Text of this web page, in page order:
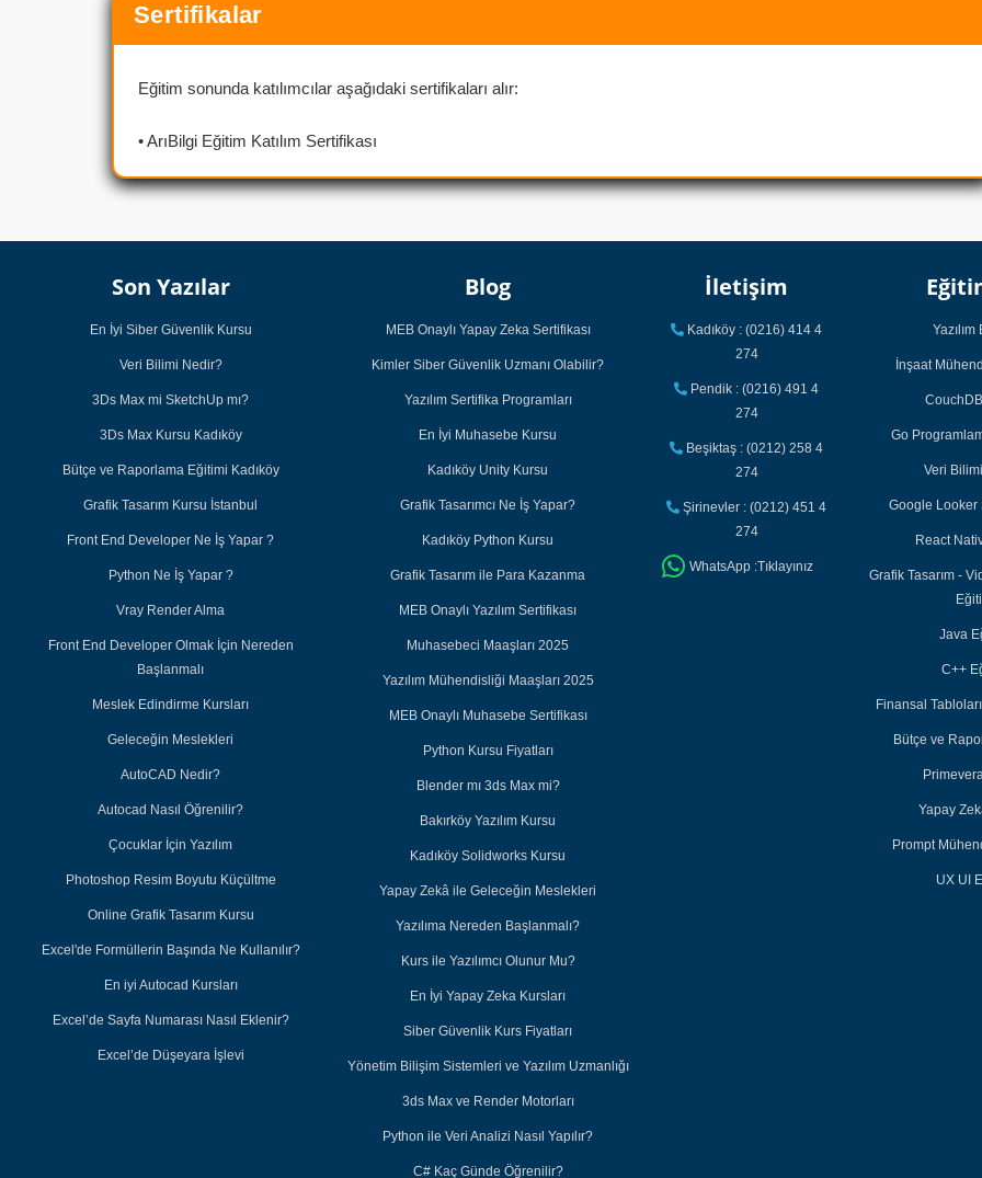
Sertifikalar
Eğitim sonunda katılımcılar aşağıdaki sertifikaları alır:
• ArıBilgi Eğitim Katılım Sertifikası
Son Yazılar
En İyi Siber Güvenlik Kursu
Veri Bilimi Nedir?
3Ds Max mi SketchUp mı?
3Ds Max Kursu Kadıköy
Bütçe ve Raporlama Eğitimi Kadıköy
Grafik Tasarım Kursu İstanbul
Front End Developer Ne İş Yapar ?
Python Ne İş Yapar ?
Vray Render Alma
Front End Developer Olmak İçin Nereden
Başlanmalı
Meslek Edindirme Kursları
Geleceğin Meslekleri
AutoCAD Nedir?
Autocad Nasıl Öğrenilir?
Çocuklar İçin Yazılım
Photoshop Resim Boyutu Küçültme
Online Grafik Tasarım Kursu
Excel'de Formüllerin Başında Ne Kullanılır?
En iyi Autocad Kursları
Excel’de Sayfa Numarası Nasıl Eklenir?
Excel’de Düşeyara İşlevi
Blog
MEB Onaylı Yapay Zeka Sertifikası
Kimler Siber Güvenlik Uzmanı Olabilir?
Yazılım Sertifika Programları
En İyi Muhasebe Kursu
Kadıköy Unity Kursu
Grafik Tasarımcı Ne İş Yapar?
Kadıköy Python Kursu
Grafik Tasarım ile Para Kazanma
MEB Onaylı Yazılım Sertifikası
Muhasebeci Maaşları 2025
Yazılım Mühendisliği Maaşları 2025
MEB Onaylı Muhasebe Sertifikası
Python Kursu Fiyatları
Blender mı 3ds Max mi?
Bakırköy Yazılım Kursu
Kadıköy Solidworks Kursu
Yapay Zekâ ile Geleceğin Meslekleri
Yazılıma Nereden Başlanmalı?
Kurs ile Yazılımcı Olunur Mu?
En İyi Yapay Zeka Kursları
Siber Güvenlik Kurs Fiyatları
Yönetim Bilişim Sistemleri ve Yazılım Uzmanlığı
3ds Max ve Render Motorları
Python ile Veri Analizi Nasıl Yapılır?
C# Kaç Günde Öğrenilir?
İletişim
Kadıköy : (0216) 414 4
274
Pendik : (0216) 491 4
274
Beşiktaş : (0212) 258 4
274
Şirinevler : (0212) 451 4
274
WhatsApp :Tıklayınız
İnşaat
Go
Veri
Google Looker
React
Grafik Tasarım -
Java
C++
Finansal
Bütçe ve
Yapay
Prompt
UX UI